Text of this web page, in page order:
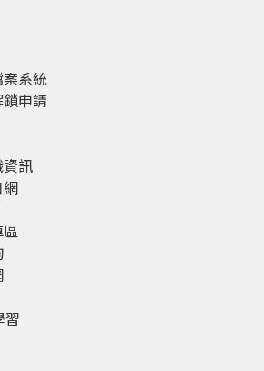
系統
申請
訊
習